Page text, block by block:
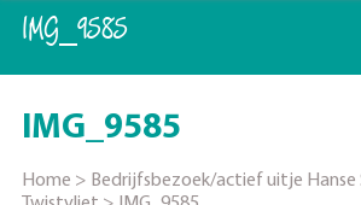
IMG_9585
IMG_9585
Home > Bedrijfsbezoek/actief uitje